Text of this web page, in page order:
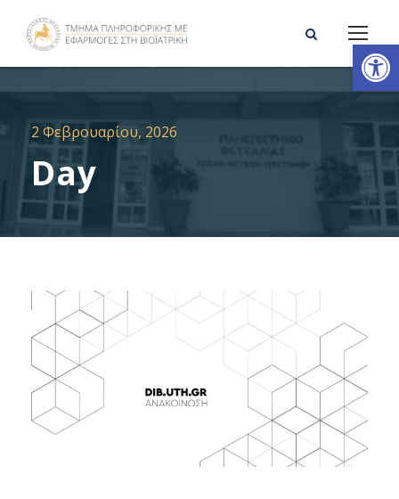
Ανοίξτε τη γραμμή εργαλείων
2 Φεβρουαρίου, 2026
Day